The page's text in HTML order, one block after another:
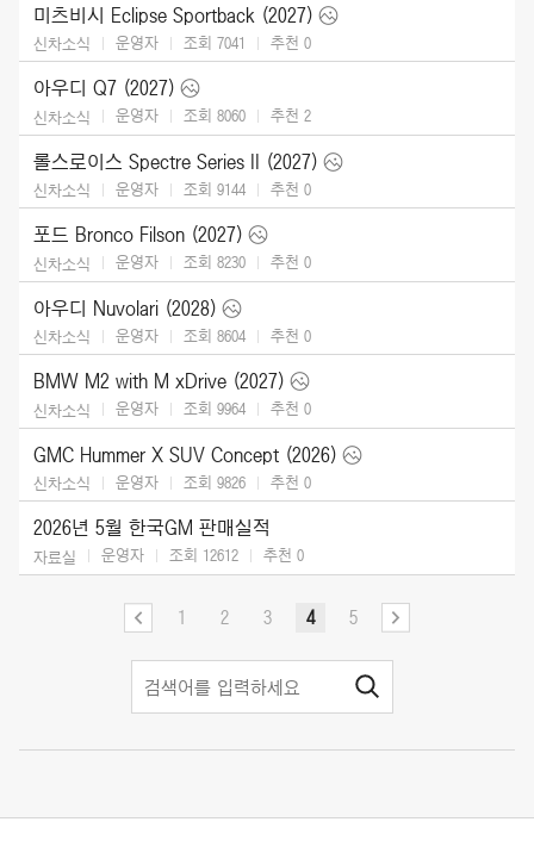
미츠비시 Eclipse Sportback (2027)
신차소식 운영자 조회 7041 추천 0
아우디 Q7 (2027)
신차소식 운영자 조회 8060 추천 2
롤스로이스 Spectre Series II (2027)
신차소식 운영자 조회 9144 추천 0
포드 Bronco Filson (2027)
신차소식 운영자 조회 8230 추천 0
아우디 Nuvolari (2028)
신차소식 운영자 조회 8604 추천 0
BMW M2 with M xDrive (2027)
신차소식 운영자 조회 9964 추천 0
GMC Hummer X SUV Concept (2026)
신차소식 운영자 조회 9826 추천 0
2026년 5월 한국GM 판매실적
자료실 운영자 조회 12612 추천 0
1 2 3 4 5